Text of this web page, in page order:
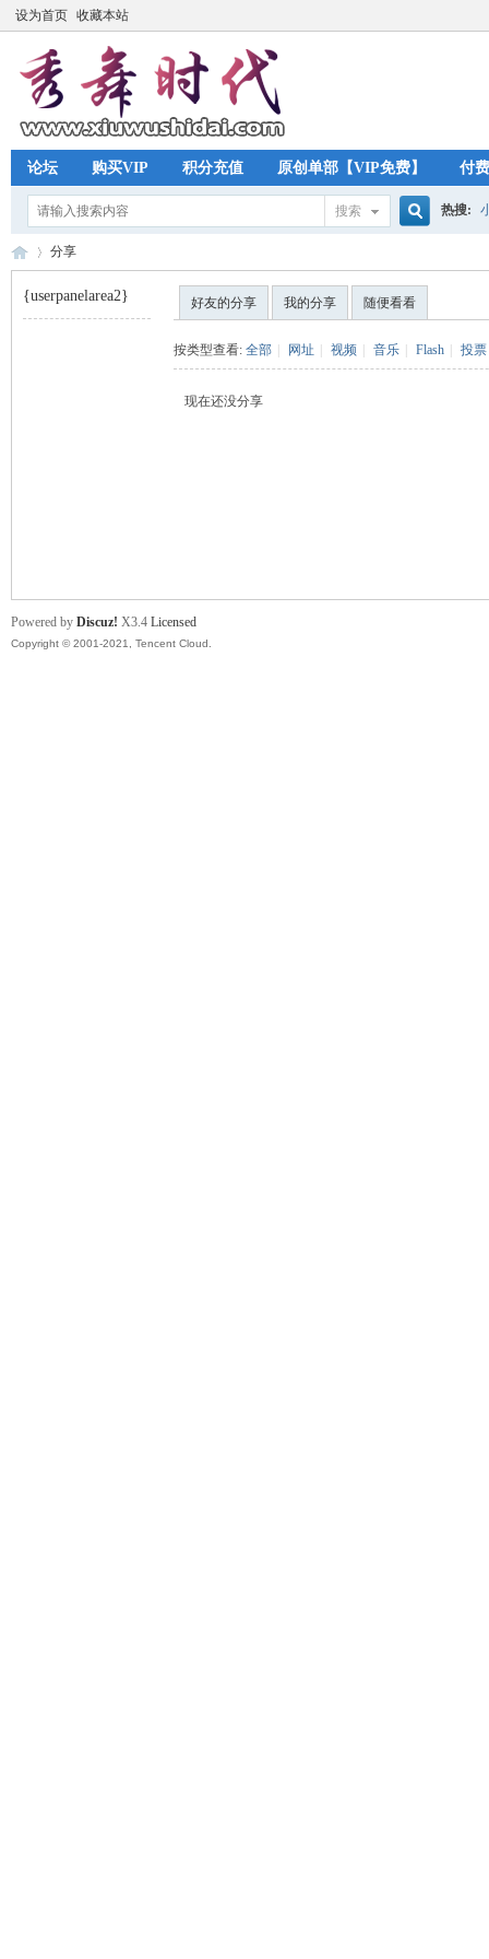
设为首页 收藏本站
论坛 购买VIP 积分充值 原创单部【VIP免费】 付
搜索 热搜:
分享
{userpanelarea2} 好友的分享 我的分享 随便看看
按类型查看: 全部 网址 视频 音乐 Flash 投票
现在还没分享
Powered by Discuz! X3.4 Licensed
Copyright © 2001-2021, Tencent Cloud.